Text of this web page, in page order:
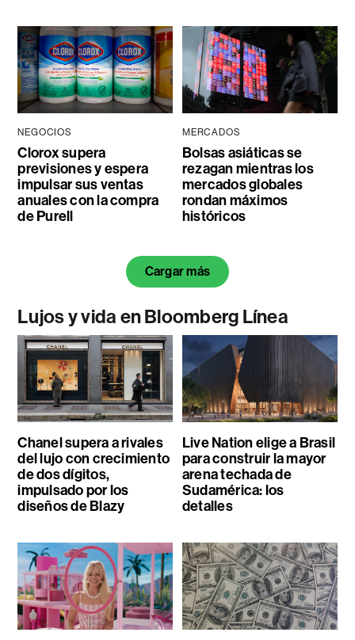
NEGOCIOS
Clorox supera
previsiones y espera
impulsar sus ventas
anuales con la compra
de Purell
MERCADOS
Bolsas asiáticas se
rezagan mientras los
mercados globales
rondan máximos
históricos
Cargar más
Lujos y vida en Bloomberg Línea
Chanel supera a rivales
del lujo con crecimiento
de dos dígitos,
impulsado por los
diseños de Blazy
Live Nation elige a Brasil
para construir la mayor
arena techada de
Sudamérica: los
detalles